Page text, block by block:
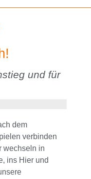
und für
dem
verbinden
wechseln in
ins Hier und